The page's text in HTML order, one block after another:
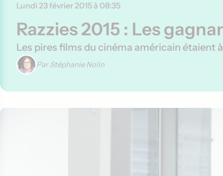
Lundi 23 février 2015 à 08:35
Razzies 2015 : Les
Les pires films du cinéma américain étaient
Par Stéphanie Nolin
Contenu de l'article